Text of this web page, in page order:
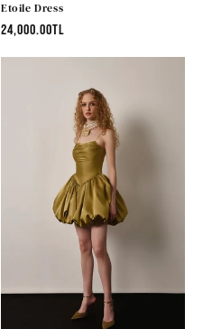
Etoile Dress
Normal
24,000.00TL